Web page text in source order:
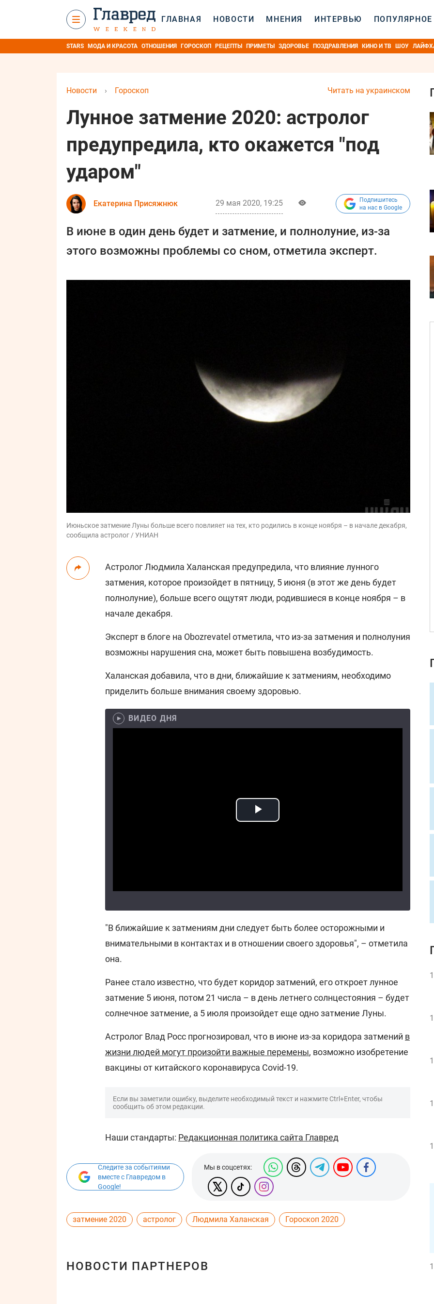
ГЛАВНАЯ НОВОСТИ МНЕНИЯ ИНТЕРВЬЮ ПОПУЛЯРНОЕ
STARS МОДА И КРАСОТА ОТНОШЕНИЯ ГОРОСКОП РЕЦЕПТЫ ПРИМЕТЫ ЗДОРОВЬЕ ПОЗДРАВЛЕНИЯ КИНО И ТВ ШОУ
Читать на украинском
Новости › Гороскоп
Лунное затмение 2020: астролог
предупредила, кто окажется "под
ударом"
Екатерина Присяжнюк 29 мая 2020, 19:25
Подпишитесь
на нас в Google
В июне в один день будет и затмение, и полнолуние, из-за
этого возможны проблемы со сном, отметила эксперт.
Июньское затмение Луны больше всего повлияет на тех, кто родились в конце ноября – в начале декабря,
сообщила астролог / УНИАН
Астролог Людмила Халанская предупредила, что влияние лунного
затмения, которое произойдет в пятницу, 5 июня (в этот же день будет
полнолуние), больше всего ощутят люди, родившиеся в конце ноября – в
начале декабря.
Эксперт в блоге на Obozrevatel отметила, что из-за затмения и полнолуния
возможны нарушения сна, может быть повышена возбудимость.
Халанская добавила, что в дни, ближайшие к затмениям, необходимо
приделить больше внимания своему здоровью.
ВИДЕО ДНЯ
"В ближайшие к затмениям дни следует быть более осторожными и
внимательными в контактах и в отношении своего здоровья", – отметила
она.
Ранее стало известно, что будет коридор затмений, его откроет лунное
затмение 5 июня, потом 21 числа – в день летнего солнцестояния – будет
солнечное затмение, а 5 июля произойдет еще одно затмение Луны.
Астролог Влад Росс прогнозировал, что в июне из-за коридора затмений в
жизни людей могут произойти важные перемены, возможно изобретение
вакцины от китайского коронавируса Covid-19.
Если вы заметили ошибку, выделите необходимый текст и нажмите Ctrl+Enter, чтобы
сообщить об этом редакции.
Наши стандарты: Редакционная политика сайта Главред
Следите за событиями
вместе с Главредом в
Google!
Мы в соцсетях:
затмение 2020 астролог Людмила Халанская Гороскоп 2020
НОВОСТИ ПАРТНЕРОВ